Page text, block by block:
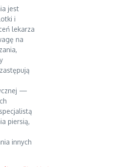
jest
i
lekarza
na
—
piersią,
innych